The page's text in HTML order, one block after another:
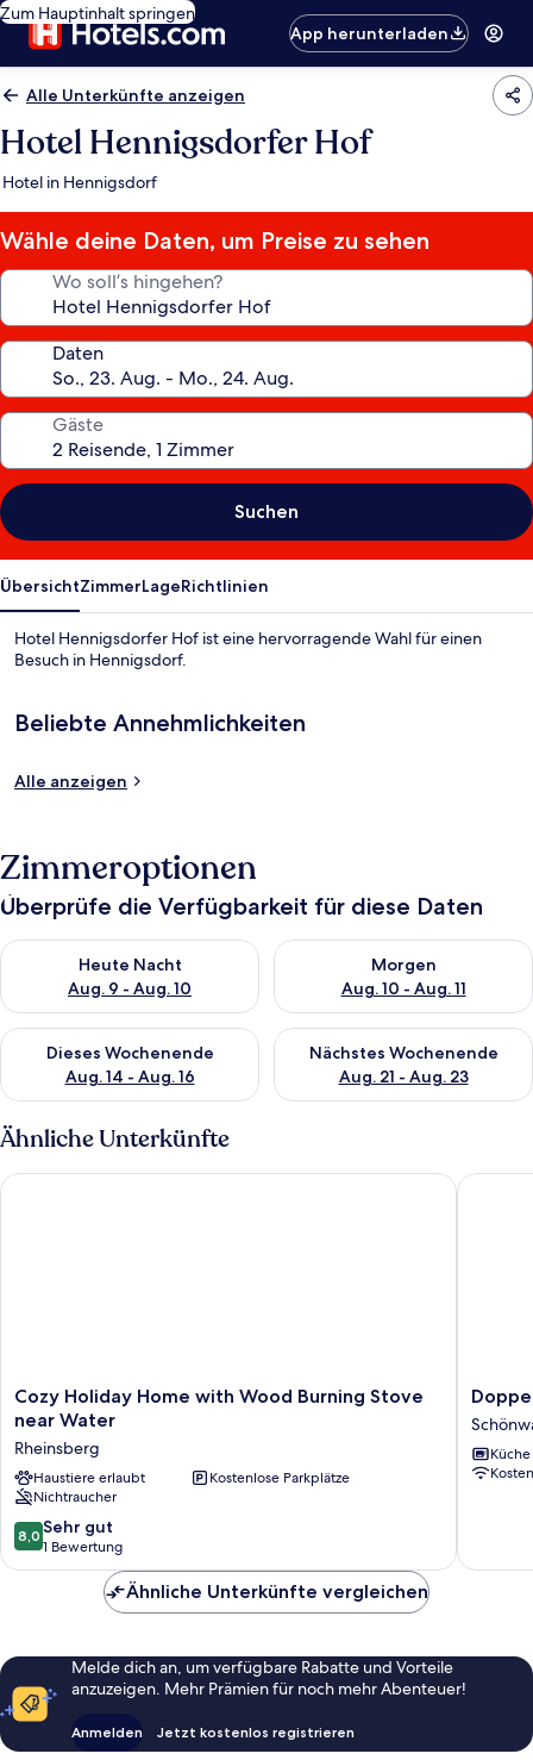
Zum Hauptinhalt springen
App herunterladen
Alle Unterkünfte anzeigen
Hotel Hennigsdorfer Hof
Hotel in Hennigsdorf
Wähle deine Daten, um Preise zu sehen
Wo soll’s hingehen?
Daten
Gäste
Suchen
ÜbersichtZimmerLageRichtlinien
Hotel Hennigsdorfer Hof ist eine hervorragende Wahl für einen
Besuch in Hennigsdorf.
Beliebte Annehmlichkeiten
Alle anzeigen
Zimmeroptionen
Überprüfe die Verfügbarkeit für diese Daten
Heute Nacht
Aug. 9 - Aug. 10
Überprüfe die Verfügbarkeit für heute Nacht, Aug. 9 - Aug.
Morgen
Aug. 10 - Aug. 11
Überprüfe die Verfügbarkeit
Dieses Wochenende
Aug. 14 - Aug. 16
Überprüfe die Verfügbarkeit für dieses Wochenende, Aug. 14
Nächstes Wochenende
Aug. 21 - Aug. 23
Überprüfe die Verfügbarkeit
Ähnliche Unterkünfte
Cozy
Holiday
with
Wood
Burning
Stove
near
Water
Cozy Holiday Home with Wood Burning Stove
near Water
Rheinsberg
Haustiere erlaubt
Kostenlose Parkplätze
Nichtraucher
8.0
von
10,
Bewertung
8,0 Sehr gut
1 Bewertung
Cozy Holiday Home with Wood Burning Stove near Water
GlienKüche
Ähnliche Unterkünfte vergleichen
Melde dich an, um verfügbare Rabatte und Vorteile
anzuzeigen. Mehr Prämien für noch mehr Abenteuer!
Anmelden Jetzt kostenlos registrieren